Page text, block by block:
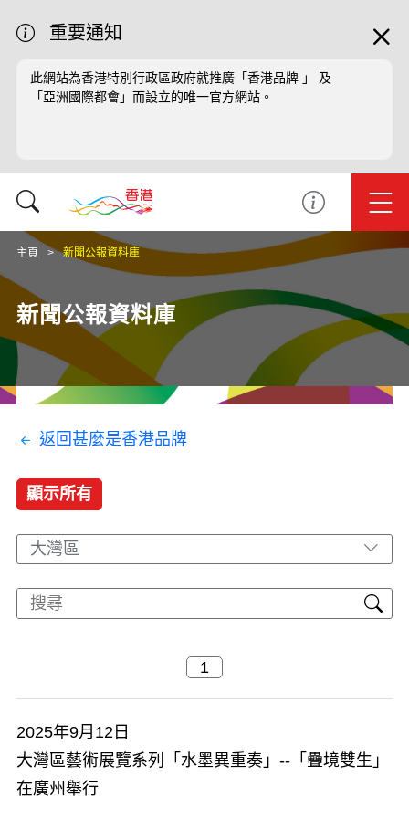
重要通知
此網站為香港特別行政區政府就推廣「香港品牌 」 及
「亞洲國際都會」而設立的唯一官方網站。
主頁 新聞公報資料庫
新聞公報資料庫
返回甚麼是香港品牌
顯示所有
大灣區
2025年9月12日
大灣區藝術展覽系列「水墨異重奏」--「疊境雙生」
在廣州舉行